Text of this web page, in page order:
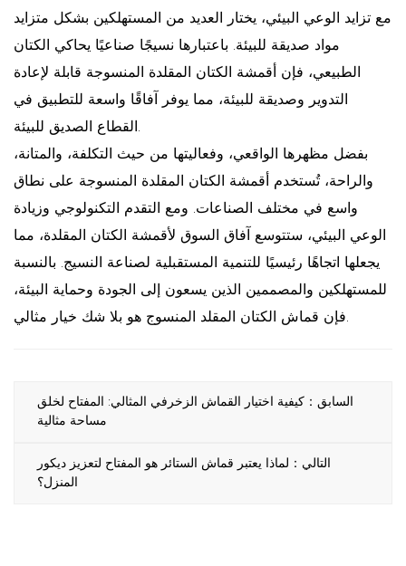
مع تزايد الوعي البيئي، يختار العديد من المستهلكين بشكل متزايد
مواد صديقة للبيئة. باعتبارها نسيجًا صناعيًا يحاكي الكتان
الطبيعي، فإن أقمشة الكتان المقلدة المنسوجة قابلة لإعادة
التدوير وصديقة للبيئة، مما يوفر آفاقًا واسعة للتطبيق في
القطاع الصديق للبيئة.
بفضل مظهرها الواقعي، وفعاليتها من حيث التكلفة، والمتانة،
والراحة، تُستخدم أقمشة الكتان المقلدة المنسوجة على نطاق
واسع في مختلف الصناعات. ومع التقدم التكنولوجي وزيادة
الوعي البيئي، ستتوسع آفاق السوق لأقمشة الكتان المقلدة، مما
يجعلها اتجاهًا رئيسيًا للتنمية المستقبلية لصناعة النسيج. بالنسبة
للمستهلكين والمصممين الذين يسعون إلى الجودة وحماية البيئة،
فإن قماش الكتان المقلد المنسوج هو بلا شك خيار مثالي.
السابق：كيفية اختيار القماش الزخرفي المثالي: المفتاح لخلق
مساحة مثالية
التالي：لماذا يعتبر قماش الستائر هو المفتاح لتعزيز ديكور
المنزل؟